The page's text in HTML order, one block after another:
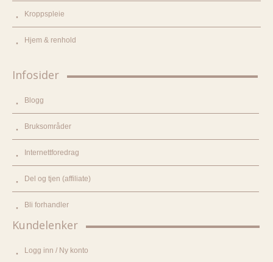
Kroppspleie
Hjem & renhold
Infosider
Blogg
Bruksområder
Internettforedrag
Del og tjen (affiliate)
Bli forhandler
Kundelenker
Logg inn / Ny konto